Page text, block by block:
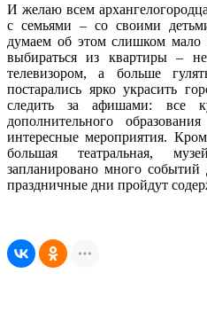
И желаю всем
с семьями – со своими
думаем об этом слишком
выбираться из квартиры –
телевизором, а больше
постарались ярко украсить
следить за афишами: все
дополнительного
интересные мероприятия.
большая театральная,
запланировано много
праздничные дни пройдут